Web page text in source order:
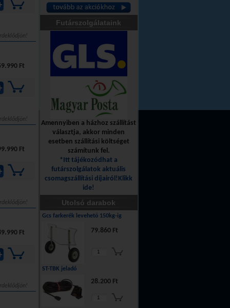
Ft
Ft
Ft
Futárszolgálataink
Amennyiben a házhoz szállítást
választja, akkor minden
esetben szállítási költséget
számítunk fel.
*Itt tájékozódhat a
futárszolgálatok aktuális
csomagszállítási díjairól!Klikk
ide!
Utolsó darabok
Gcs farkerék levehető 150kg-ig
79.860 Ft
ST-TBK jeladó
28.200 Ft